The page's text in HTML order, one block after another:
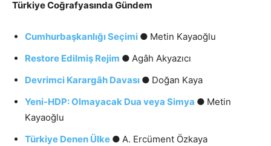
Türkiye Coğrafyasında Gündem
Cumhurbaşkanlığı Seçimi ● Metin Kayaoğlu
Restore Edilmiş Rejim ● Agâh Akyazıcı
Devrimci Karargâh Davası ● Doğan Kaya
Yeni-HDP: Olmayacak Dua veya Simya ● Metin
Kayaoğlu
Türkiye Denen Ülke ● A. Ercüment Özkaya